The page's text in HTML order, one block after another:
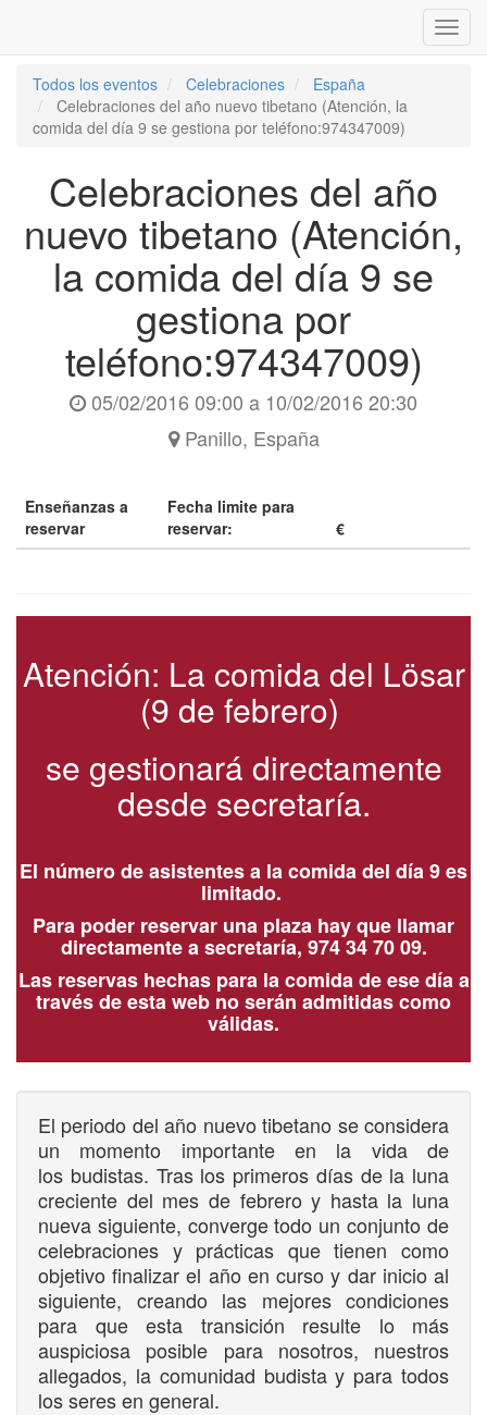
Todos los eventos
Celebraciones
España
Celebraciones del año nuevo tibetano (Atención, la
comida del día 9 se gestiona por teléfono:974347009)
Celebraciones del año
nuevo tibetano (Atención,
la comida del día 9 se
gestiona por
teléfono:974347009)
05/02/2016 09:00 a 10/02/2016 20:30
Panillo, España
Enseñanzas a
reservar
Fecha limite para
reservar:
€
Atención: La comida del Lösar
(9 de febrero)
se gestionará directamente
desde secretaría.
El número de asistentes a la comida del día 9 es
limitado.
Para poder reservar una plaza hay que llamar
directamente a secretaría, 974 34 70 09.
Las reservas hechas para la comida de ese día a
través de esta web no serán admitidas como
válidas.
El periodo del año nuevo tibetano se considera
un momento importante en la vida de
los budistas. Tras los primeros días de la luna
creciente del mes de febrero y hasta la luna
nueva siguiente, converge todo un conjunto de
celebraciones y prácticas que tienen como
objetivo finalizar el año en curso y dar inicio al
siguiente, creando las mejores condiciones
para que esta transición resulte lo más
auspiciosa posible para nosotros, nuestros
allegados, la comunidad budista y para todos
los seres en general.